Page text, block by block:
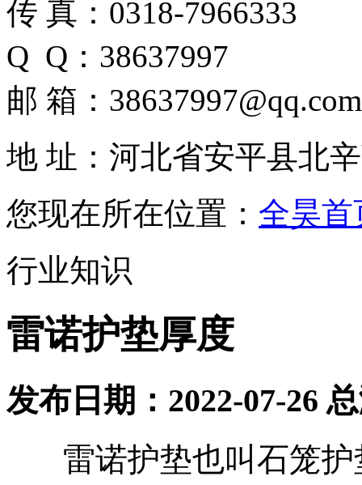
传 真：0318-7966333
Q Q：38637997
邮 箱：38637997@qq.com
地 址：河北省安平县北
您现在所在位置： 全昊首
行业知识
雷诺护垫厚度
发布日期：2022-07-26
雷诺护垫也叫石笼护